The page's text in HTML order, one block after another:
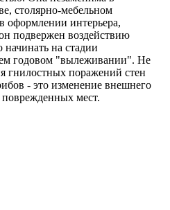
столярно-мебельном
оформлении интерьера,
подвержен воздействию
на стадии
годовом "вылеживании". Не
гнилостных поражений стен
- это изменение внешнего
мест.